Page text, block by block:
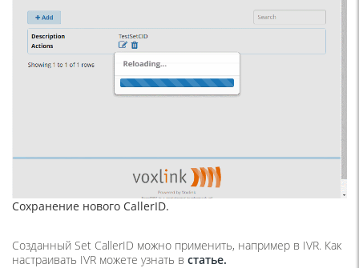
Сохранение нового CallerID.
Созданный Set CallerID можно применить, например в IVR. Как
настраивать IVR можете узнать в статье.